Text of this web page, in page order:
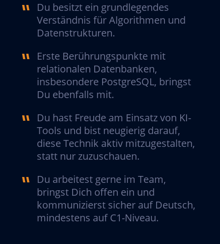
Du besitzt ein grundlegendes
Verständnis für Algorithmen und
Datenstrukturen.
Erste Berührungspunkte mit
relationalen Datenbanken,
insbesondere PostgreSQL, bringst
Du ebenfalls mit.
Du hast Freude am Einsatz von KI-
Tools und bist neugierig darauf,
diese Technik aktiv mitzugestalten,
statt nur zuzuschauen.
Du arbeitest gerne im Team,
bringst Dich offen ein und
kommunizierst sicher auf Deutsch,
mindestens auf C1-Niveau.